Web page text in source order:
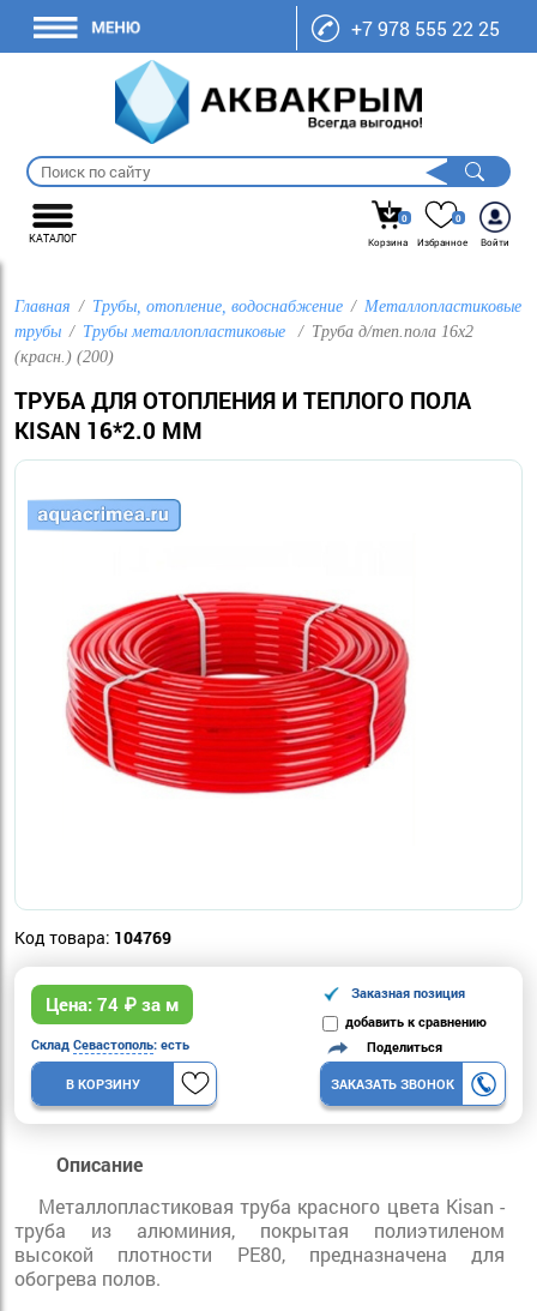
+7 978 555 22 25
КАТАЛОГ
0
Корзина
0
Избранное
Войти
Главная Трубы, отопление, водоснабжение
Металлопластиковые
трубы
Трубы металлопластиковые
Труба д/теп.пола 16х2
(красн.) (200)
ТРУБА ДЛЯ ОТОПЛЕНИЯ И ТЕПЛОГО ПОЛА
KISAN 16*2.0 ММ
Код товара: 104769
Цена: 74 ₽ за м
Заказная позиция
добавить к сравнению
Склад Севастополь: есть
В КОРЗИНУ
Поделиться
ЗАКАЗАТЬ ЗВОНОК
Описание
Металлопластиковая труба красного цвета Kisan -
труба из алюминия, покрытая полиэтиленом
высокой плотности PE80, предназначена для
обогрева полов.